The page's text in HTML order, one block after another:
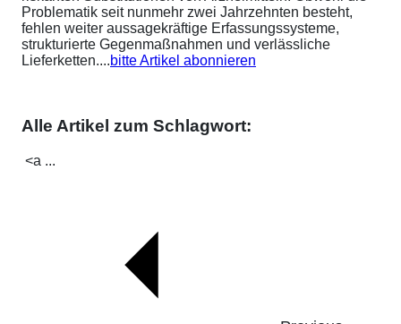
Problematik seit nunmehr zwei Jahrzehnten besteht,
fehlen weiter aussagekräftige Erfassungssysteme,
strukturierte Gegenmaßnahmen und verlässliche
Lieferketten....bitte Artikel abonnieren
Alle Artikel zum Schlagwort:
<a ...